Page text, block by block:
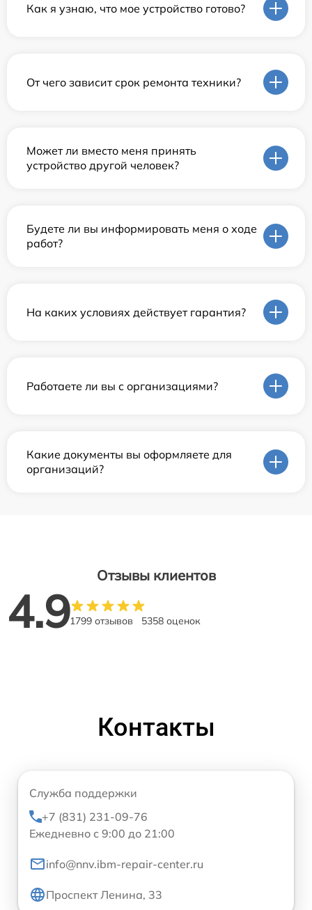
Как я узнаю, что мое устройство готово?
От чего зависит срок ремонта техники?
Может ли вместо меня принять
устройство другой человек?
Будете ли вы информировать меня о ходе
работ?
На каких условиях действует гарантия?
Работаете ли вы с организациями?
Какие документы вы оформляете для
организаций?
Отзывы клиентов
4.91799 отзывов 5358 оценок
Контакты
Служба поддержки
+7 (831) 231-09-76
Ежедневно с 9:00 до 21:00
info@nnv.ibm-repair-center.ru
Проспект Ленина, 33